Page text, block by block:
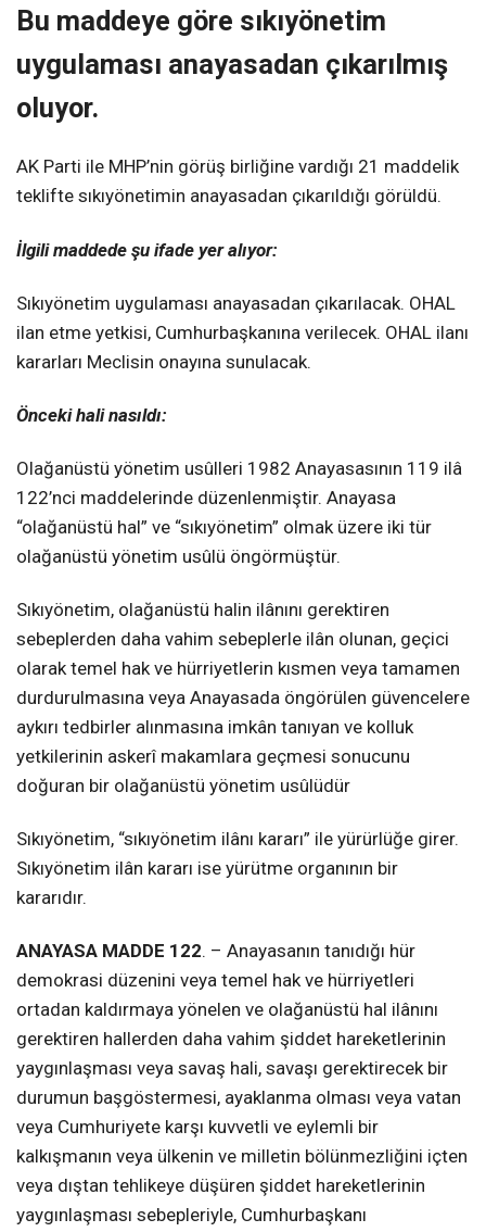
Bu maddeye göre sıkıyönetim
uygulaması anayasadan çıkarılmış
oluyor.
AK Parti ile MHP’nin görüş birliğine vardığı 21 maddelik
teklifte sıkıyönetimin anayasadan çıkarıldığı görüldü.
İlgili maddede şu ifade yer alıyor:
Sıkıyönetim uygulaması anayasadan çıkarılacak. OHAL
ilan etme yetkisi, Cumhurbaşkanına verilecek. OHAL ilanı
kararları Meclisin onayına sunulacak.
Önceki hali nasıldı:
Olağanüstü yönetim usûlleri 1982 Anayasasının 119 ilâ
122’nci maddelerinde düzenlenmiştir. Anayasa
“olağanüstü hal” ve “sıkıyönetim” olmak üzere iki tür
olağanüstü yönetim usûlü öngörmüştür.
Sıkıyönetim, olağanüstü halin ilânını gerektiren
sebeplerden daha vahim sebeplerle ilân olunan, geçici
olarak temel hak ve hürriyetlerin kısmen veya tamamen
durdurulmasına veya Anayasada öngörülen güvencelere
aykırı tedbirler alınmasına imkân tanıyan ve kolluk
yetkilerinin askerî makamlara geçmesi sonucunu
doğuran bir olağanüstü yönetim usûlüdür
Sıkıyönetim, “sıkıyönetim ilânı kararı” ile yürürlüğe girer.
Sıkıyönetim ilân kararı ise yürütme organının bir
kararıdır.
ANAYASA MADDE 122. – Anayasanın tanıdığı hür
demokrasi düzenini veya temel hak ve hürriyetleri
ortadan kaldırmaya yönelen ve olağanüstü hal ilânını
gerektiren hallerden daha vahim şiddet hareketlerinin
yaygınlaşması veya savaş hali, savaşı gerektirecek bir
durumun başgöstermesi, ayaklanma olması veya vatan
veya Cumhuriyete karşı kuvvetli ve eylemli bir
kalkışmanın veya ülkenin ve milletin bölünmezliğini içten
veya dıştan tehlikeye düşüren şiddet hareketlerinin
yaygınlaşması sebepleriyle, Cumhurbaşkanı